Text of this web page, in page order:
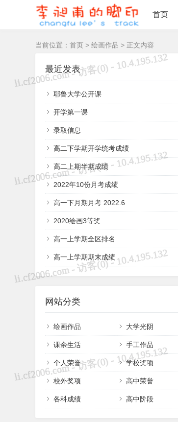
首页
当前位置： 首页 > 绘画作品 > 正文内容
最近发表
耶鲁大学公开课
开学第一课
录取信息
高二下学期开学统考成绩
高二上期半期成绩
2022年10份月考成绩
高一下月期月考 2022.6
2020绘画3等奖
高一上学期全区排名
高一上学期期末成绩
网站分类
绘画作品 大学光阴
课余生活 手工作品
个人荣誉 学校奖项
校外奖项 高中荣誉
各科成绩 高中阶段